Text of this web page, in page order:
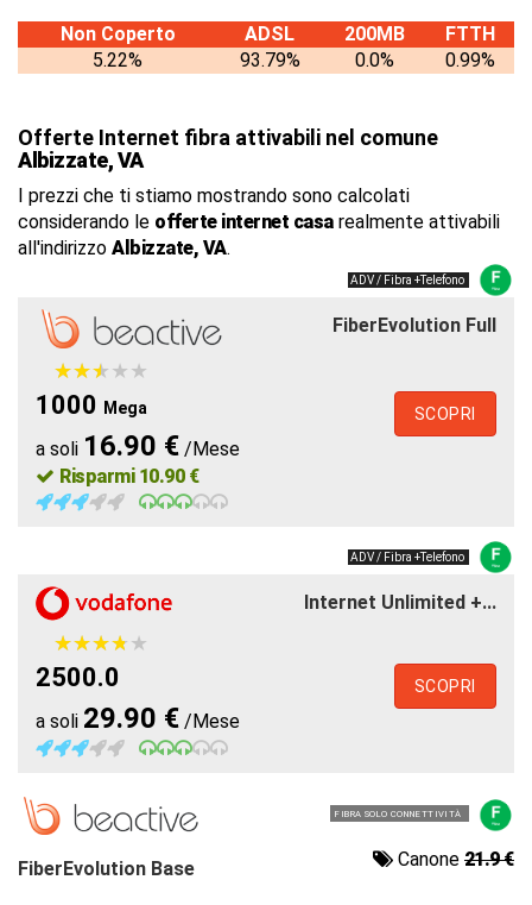
Non Coperto ADSL 200MB
FTTH
5.22%
93.79% 0.0% 0.99%
Offerte Internet fibra attivabili nel comune
Albizzate, VA
I prezzi che ti stiamo mostrando sono calcolati
considerando le offerte internet casarealmente attivabili
all'indirizzo Albizzate, VA.
ADV / Fibra +Telefono
FiberEvolution Full
★★★★★
★★★★★
1000 Mega
a soli 16.90 € /Mese
Risparmi 10.90 €
SCOPRI
ADV / Fibra +Telefono
Internet Unlimited +...
★★★★★
★★★★★
2500.0
a soli 29.90 € /Mese
SCOPRI
FIBRA SOLO CONNETTIVITÀ
FiberEvolution Base Canone 21.9 €